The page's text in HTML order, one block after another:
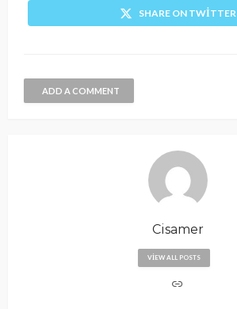
SHARE ON TWITTER
ADD A COMMENT
Cisamer
VIEW ALL POSTS